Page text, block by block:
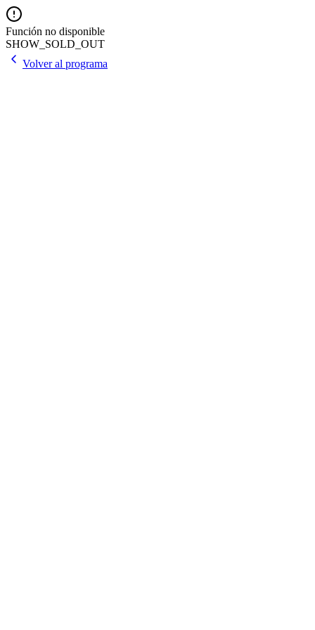
Función no disponible
SHOW_SOLD_OUT
Volver al programa